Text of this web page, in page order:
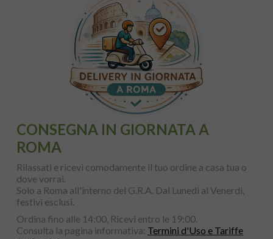
CONSEGNA IN GIORNATA A
ROMA
Rilassati e ricevi comodamente il tuo ordine a casa tua o
dove vorrai.
Solo a Roma all'interno del G.R.A. Dal Lunedì al Venerdì,
festivi esclusi.
Ordina fino alle 14:00, Ricevi entro le 19:00.
Consulta la pagina informativa: Termini d'Uso e Tariffe